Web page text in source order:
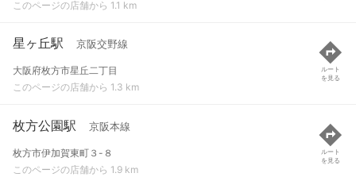
このページの店舗から 1.1 km
星ヶ丘駅 京阪交野線
大阪府枚方市星丘二丁目
このページの店舗から 1.3 km
ルート
を見る
枚方公園駅 京阪本線
枚方市伊加賀東町３-８
このページの店舗から 1.9 km
ルート
を見る